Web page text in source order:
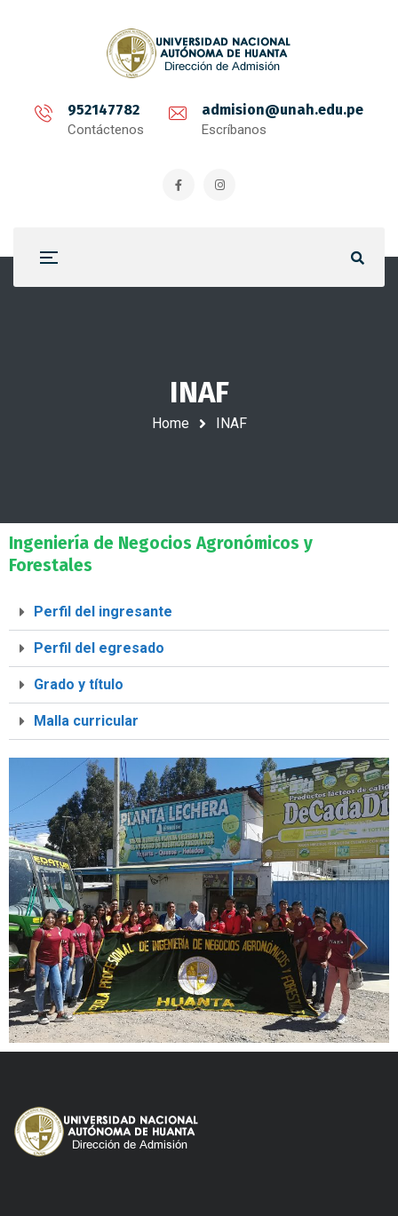
952147782
Contáctenos
admision@unah.edu.pe
Escríbanos
INAF
Home INAF
Ingeniería de Negocios Agronómicos y
Forestales
Perfil del ingresante
Perfil del egresado
Grado y título
Malla curricular